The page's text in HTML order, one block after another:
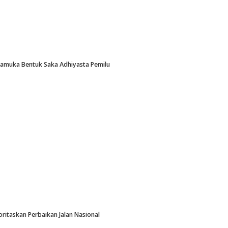
Bentuk Saka Adhiyasta Pemilu
Perbaikan Jalan Nasional